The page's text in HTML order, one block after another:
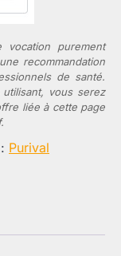
purement
recommandation
de santé.
vous serez
liée à cette page
Purival